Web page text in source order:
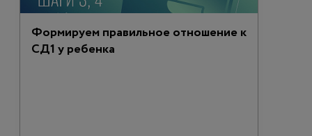
Формируем правильное отношение к
СД1 у ребенка